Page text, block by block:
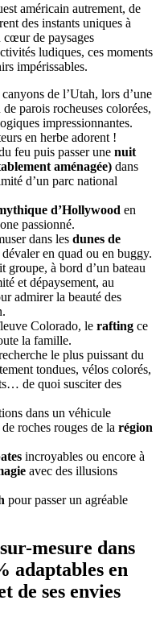
américain autrement, de
des instants uniques à
cœur de paysages
ludiques, ces moments
impérissables.
de l’Utah, lors d’une
parois rocheuses colorées,
impressionnantes.
en herbe adorent !
feu puis passer une nuit
aménagée) dans
d’un parc national
d’Hollywood en
passionné.
dans les dunes de
en quad ou en buggy.
groupe, à bord d’un bateau
et dépaysement, au
admirer la beauté des
Colorado, le rafting ce
la famille.
le plus puissant du
tondues, vélos colorés,
de quoi susciter des
dans un véhicule
roches rouges de la région
incroyables ou encore à
avec des illusions
pour passer un agréable
mesure dans
adaptables en
de ses envies